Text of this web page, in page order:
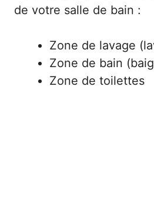
de votre salle de bain :
Zone de lavage
Zone de bain
Zone de toilettes